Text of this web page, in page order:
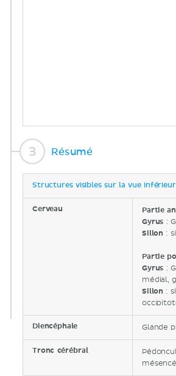
Résumé
Structures visibles sur la vue
Cerveau Partie
Gyrus :
Sillon :
Partie
Gyrus :
médial,
Sillon :
Diencéphale Glande
Tronc cérébral